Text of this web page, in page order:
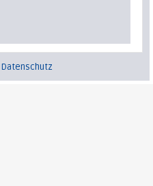
|Datenschutz